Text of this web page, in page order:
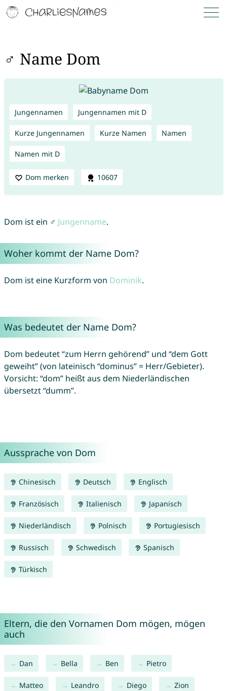
♂ Name Dom
Jungennamen Jungennamen mit D
Kurze Jungennamen Kurze Namen Namen
Namen mit D
Dom merken 10607
Dom ist ein ♂ Jungenname.
Woher kommt der Name Dom?
Dom ist eine Kurzform von Dominik.
Was bedeutet der Name Dom?
Dom bedeutet “zum Herrn gehörend” und “dem Gott
geweiht” (von lateinisch “dominus” = Herr/Gebieter).
Vorsicht: “dom” heißt aus dem Niederländischen
übersetzt “dumm”.
Aussprache von Dom
Chinesisch Deutsch Englisch
Französisch Italienisch Japanisch
Niederländisch Polnisch Portugiesisch
Russisch Schwedisch Spanisch
Türkisch
Eltern, die den Vornamen Dom mögen, mögen
auch
Dan Bella Ben Pietro
Matteo Leandro Diego Zion